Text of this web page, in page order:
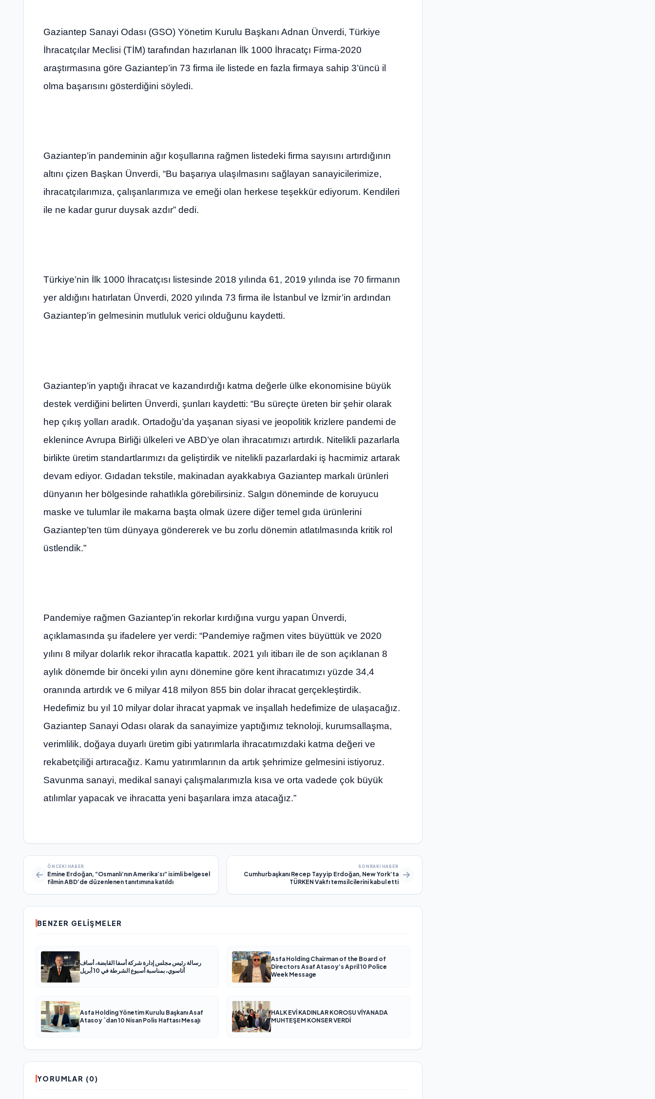
Gaziantep Sanayi Odası (GSO) Yönetim Kurulu Başkanı Adnan Ünverdi, Türkiye
İhracatçılar Meclisi (TİM) tarafından hazırlanan İlk 1000 İhracatçı Firma-2020
araştırmasına göre Gaziantep’in 73 firma ile listede en fazla firmaya sahip 3’üncü il
olma başarısını gösterdiğini söyledi.
Gaziantep’in pandeminin ağır koşullarına rağmen listedeki firma sayısını artırdığının
altını çizen Başkan Ünverdi, “Bu başarıya ulaşılmasını sağlayan sanayicilerimize,
ihracatçılarımıza, çalışanlarımıza ve emeği olan herkese teşekkür ediyorum. Kendileri
ile ne kadar gurur duysak azdır” dedi.
Türkiye’nin İlk 1000 İhracatçısı listesinde 2018 yılında 61, 2019 yılında ise 70 firmanın
yer aldığını hatırlatan Ünverdi, 2020 yılında 73 firma ile İstanbul ve İzmir’in ardından
Gaziantep’in gelmesinin mutluluk verici olduğunu kaydetti.
Gaziantep’in yaptığı ihracat ve kazandırdığı katma değerle ülke ekonomisine büyük
destek verdiğini belirten Ünverdi, şunları kaydetti: “Bu süreçte üreten bir şehir olarak
hep çıkış yolları aradık. Ortadoğu’da yaşanan siyasi ve jeopolitik krizlere pandemi de
eklenince Avrupa Birliği ülkeleri ve ABD’ye olan ihracatımızı artırdık. Nitelikli pazarlarla
birlikte üretim standartlarımızı da geliştirdik ve nitelikli pazarlardaki iş hacmimiz artarak
devam ediyor. Gıdadan tekstile, makinadan ayakkabıya Gaziantep markalı ürünleri
dünyanın her bölgesinde rahatlıkla görebilirsiniz. Salgın döneminde de koruyucu
maske ve tulumlar ile makarna başta olmak üzere diğer temel gıda ürünlerini
Gaziantep’ten tüm dünyaya göndererek ve bu zorlu dönemin atlatılmasında kritik rol
üstlendik.”
Pandemiye rağmen Gaziantep’in rekorlar kırdığına vurgu yapan Ünverdi,
açıklamasında şu ifadelere yer verdi: “Pandemiye rağmen vites büyüttük ve 2020
yılını 8 milyar dolarlık rekor ihracatla kapattık. 2021 yılı itibarı ile de son açıklanan 8
aylık dönemde bir önceki yılın aynı dönemine göre kent ihracatımızı yüzde 34,4
oranında artırdık ve 6 milyar 418 milyon 855 bin dolar ihracat gerçekleştirdik.
Hedefimiz bu yıl 10 milyar dolar ihracat yapmak ve inşallah hedefimize de ulaşacağız.
Gaziantep Sanayi Odası olarak da sanayimize yaptığımız teknoloji, kurumsallaşma,
verimlilik, doğaya duyarlı üretim gibi yatırımlarla ihracatımızdaki katma değeri ve
rekabetçiliği artıracağız. Kamu yatırımlarının da artık şehrimize gelmesini istiyoruz.
Savunma sanayi, medikal sanayi çalışmalarımızla kısa ve orta vadede çok büyük
atılımlar yapacak ve ihracatta yeni başarılara imza atacağız.”
ÖNCEKI HABER
Emine Erdoğan, “Osmanlı’nın Amerika’sı” isimli belgesel
filmin ABD’de düzenlenen tanıtımına katıldı
SONRAKI HABER
Cumhurbaşkanı Recep Tayyip Erdoğan, New York’ta
TÜRKEN Vakfı temsilcilerini kabul etti
BENZER GELIŞMELER
رسالة رئيس مجلس إدارة شركة أسفا القابضة، أساف
أتاسوي، بمناسبة أسبوع الشرطة في 10 أبريل
Asfa Holding Chairman of the Board of
Directors Asaf Atasoy’s April 10 Police
Week Message
Asfa Holding Yönetim Kurulu Başkanı Asaf
Atasoy `dan 10 Nisan Polis Haftası Mesajı
HALK EVİ KADINLAR KOROSU VİYANADA
MUHTEŞEM KONSER VERDİ
YORUMLAR (0)